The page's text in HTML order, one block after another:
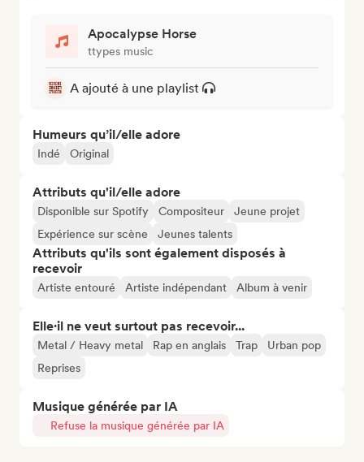
Apocalypse Horse
ttypes music
A ajouté à une playlist
Humeurs qu’il/elle adore
Indé Original
Attributs qu'il/elle adore
Disponible sur Spotify Compositeur
Jeune projet
Expérience sur scène
Jeunes talents
Attributs qu'ils sont également disposés à
recevoir
Artiste entouré Artiste indépendant Album à venir
Elle·il ne veut surtout pas recevoir...
Metal / Heavy metal Rap en anglais Trap
Urban pop
Reprises
Musique générée par IA
Refuse la musique générée par IA